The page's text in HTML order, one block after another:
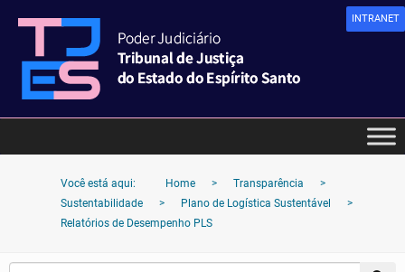
INTRANET
Você está aqui: Home > Transparência
>
Sustentabilidade
> Plano de Logística Sustentável
>
Relatórios de Desempenho PLS